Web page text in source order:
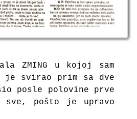
ZMING u kojoj sam
je svirao prim sa dve
posle polovine prve
pošto je upravo